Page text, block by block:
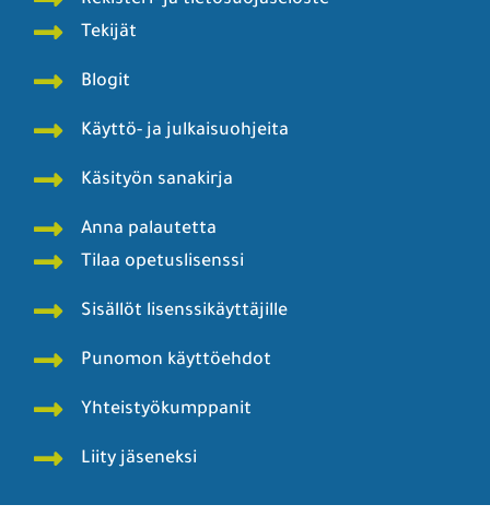
Mediakortti ja yhteystiedot
Punomoputiikki
Punomo - Käsityö verkossa ry
Tekijät
Blogit
Käyttö- ja julkaisuohjeita
Käsityön sanakirja